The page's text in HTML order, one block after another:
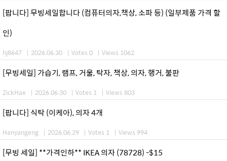
[팝니다] 무빙세일합니다 (컴퓨터의자,책상, 소파 등) (일부제품 가격 할
인)
hj8647 | 2026.06.30 | Votes 0 | Views 1062
[무빙세일] 가습기, 램프, 거울, 탁자, 책상, 의자, 행거, 불판
ZickHae | 2026.06.30 | Votes 1 | Views 803
[팝니다] 식탁 (이케아), 의자 4개
Hanyangeng | 2026.06.29 | Votes 1 | Views 994
[무빙 세일] **가격인하** IKEA 의자 (78728) -$15